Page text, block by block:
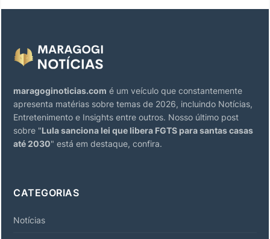
maragoginoticias.com é um veículo que constantemente
apresenta matérias sobre temas de 2026, incluindo Notícias,
Entretenimento e Insights entre outros. Nosso último post
sobre "Lula sanciona lei que libera FGTS para santas casas
até 2030" está em destaque, confira.
CATEGORIAS
Notícias